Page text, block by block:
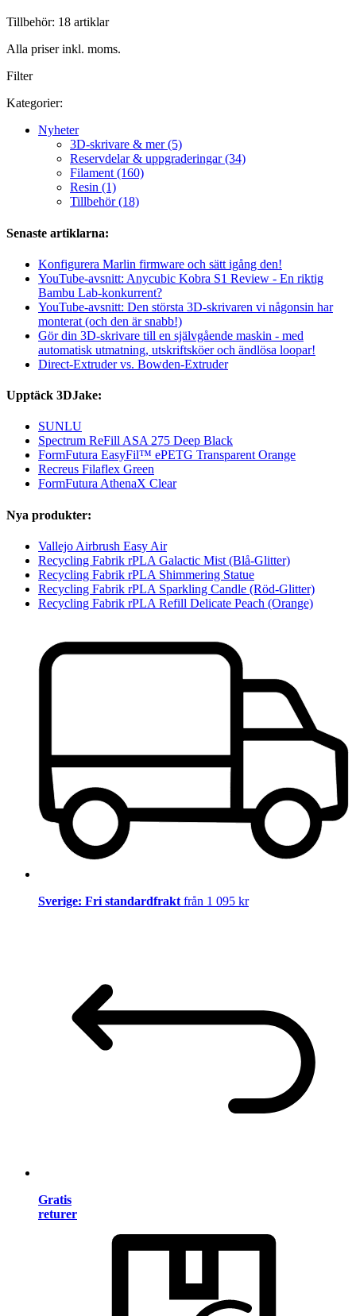
Tillbehör: 18 artiklar
Alla priser inkl. moms.
Filter
Kategorier:
Nyheter
3D-skrivare & mer (5)
Reservdelar & uppgraderingar (34)
Filament (160)
Resin (1)
Tillbehör (18)
Senaste artiklarna:
Konfigurera Marlin firmware och sätt igång den!
YouTube-avsnitt: Anycubic Kobra S1 Review - En riktig
Bambu Lab-konkurrent?
YouTube-avsnitt: Den största 3D-skrivaren vi någonsin har
monterat (och den är snabb!)
Gör din 3D-skrivare till en självgående maskin - med
automatisk utmatning, utskriftsköer och ändlösa loopar!
Direct-Extruder vs. Bowden-Extruder
Upptäck 3DJake:
SUNLU
Spectrum ReFill ASA 275 Deep Black
FormFutura EasyFil™ ePETG Transparent Orange
Recreus Filaflex Green
FormFutura AthenaX Clear
Nya produkter:
Vallejo Airbrush Easy Air
Recycling Fabrik rPLA Galactic Mist (Blå-Glitter)
Recycling Fabrik rPLA Shimmering Statue
Recycling Fabrik rPLA Sparkling Candle (Röd-Glitter)
Recycling Fabrik rPLA Refill Delicate Peach (Orange)
Sverige: Fri standardfraktfrån 1 095 kr
Gratis
returer